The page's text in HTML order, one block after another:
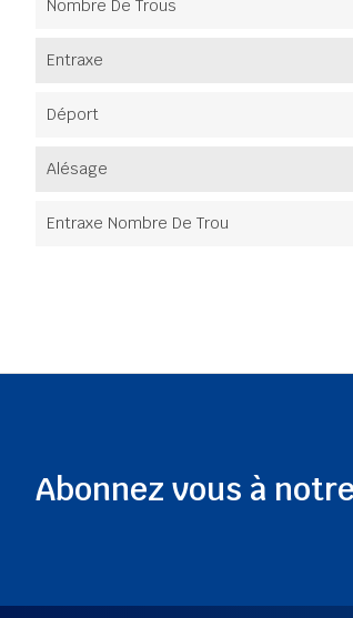
Nombre De Trous
Entraxe
Déport
Alésage
Entraxe Nombre De Trou
Abonnez vous à